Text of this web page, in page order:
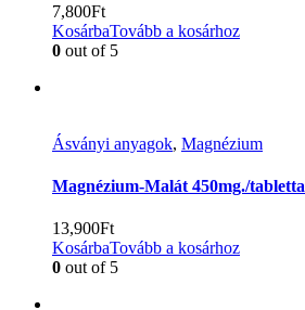
7,800Ft
KosárbaTovább a kosárhoz
0 out of 5
Ásványi anyagok, Magnézium
Magnézium-Malát 450mg./
13,900Ft
KosárbaTovább a kosárhoz
0 out of 5